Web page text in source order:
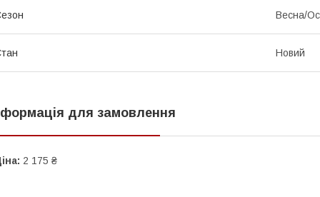
Весна/
Новий
для замовлення
2 175 ₴